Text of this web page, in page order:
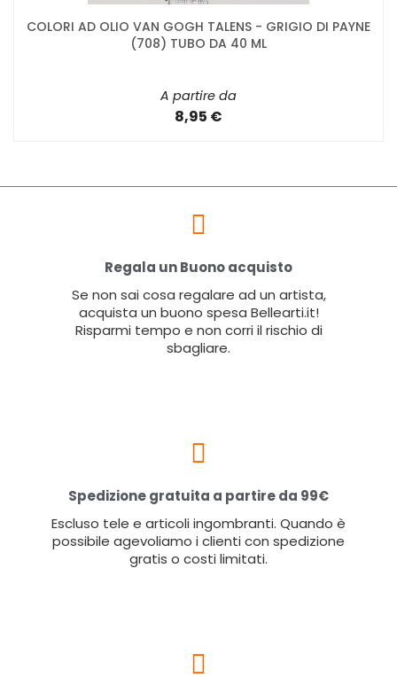
COLORI AD OLIO VAN GOGH TALENS - GRIGIO DI PAYNE
(708) TUBO DA 40 ML
A partire da
8,95 €
Regala un Buono acquisto
Se non sai cosa regalare ad un artista,
acquista un buono spesa Bellearti.it!
Risparmi tempo e non corri il rischio di
sbagliare.
Spedizione gratuita a partire da 99€
Escluso tele e articoli ingombranti. Quando è
possibile agevoliamo i clienti con spedizione
gratis o costi limitati.